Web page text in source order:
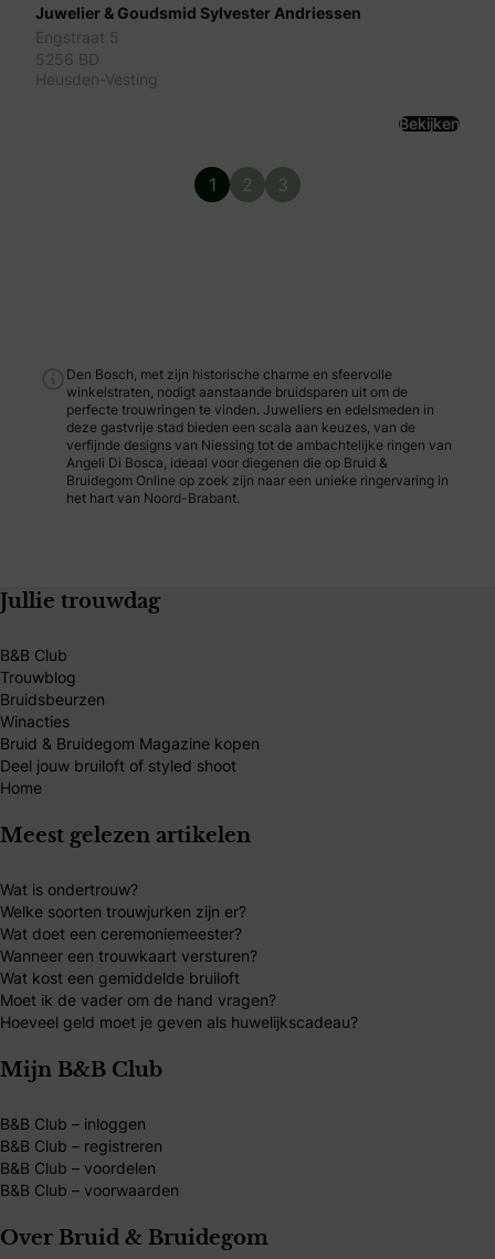
Juwelier & Goudsmid Sylvester Andriessen
Engstraat 5
5256 BD
Heusden-Vesting
Bekijken
1 2 3
Den Bosch, met zijn historische charme en sfeervolle
winkelstraten, nodigt aanstaande bruidsparen uit om de
perfecte trouwringen te vinden. Juweliers en edelsmeden in
deze gastvrije stad bieden een scala aan keuzes, van de
verfijnde designs van Niessing tot de ambachtelijke ringen van
Angeli Di Bosca, ideaal voor diegenen die op Bruid &
Bruidegom Online op zoek zijn naar een unieke ringervaring in
het hart van Noord-Brabant.
Jullie trouwdag
B&B Club
Trouwblog
Bruidsbeurzen
Winacties
Bruid & Bruidegom Magazine kopen
Deel jouw bruiloft of styled shoot
Home
Meest gelezen artikelen
Wat is ondertrouw?
Welke soorten trouwjurken zijn er?
Wat doet een ceremoniemeester?
Wanneer een trouwkaart versturen?
Wat kost een gemiddelde bruiloft
Moet ik de vader om de hand vragen?
Hoeveel geld moet je geven als huwelijkscadeau?
Mijn B&B Club
B&B Club – inloggen
B&B Club – registreren
B&B Club – voordelen
B&B Club – voorwaarden
Over Bruid & Bruidegom